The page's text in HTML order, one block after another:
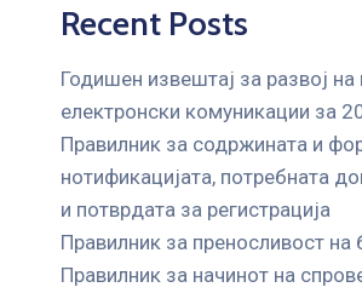
Recent Posts
Годишен извештај за развој на
електронски комуникации за
Правилник за содржината и
нотификацијата, потребната
и потврдата за регистрација
Правилник за преносливост на
Правилник за начинот на